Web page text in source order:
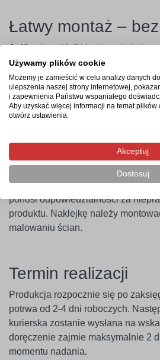
Łatwy montaż –
Aplikacja naklejki jest prosta i nie
wiedzy. Wystarczy usunąć papier
naklejkę na wybraną powierzchnię,
transportową – i gotowe. Aby
zaleca się użycie naklejki w ciągu
niepylących powierzchni. W
farbami o wysokiej zawartości
plamoodpornymi) zalecamy
przeprowadzenie próby
ponosi odpowiedzialności za
produktu. Naklejkę należy
malowaniu ścian.
Termin realizacji
Produkcja rozpocznie się po
potrwa od 2-4 dni roboczych.
kurierska zostanie wysłana na
doręczenie zajmie maksymalnie 2
momentu nadania.
Używamy plików cookie
Możemy je zamieścić w celu analizy danych
ulepszenia naszej strony internetowej,
i zapewnienia Państwu wspaniałego
Aby uzyskać więcej informacji na temat plików
otwórz ustawienia.
Akceptuj
Dostosuj